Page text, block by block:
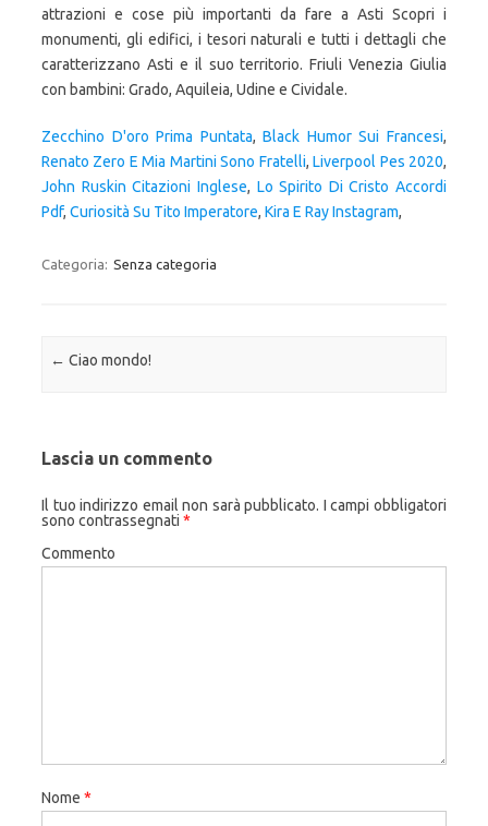
attrazioni e cose più importanti da fare a Asti Scopri i
monumenti, gli edifici, i tesori naturali e tutti i dettagli che
caratterizzano Asti e il suo territorio. Friuli Venezia Giulia
con bambini: Grado, Aquileia, Udine e Cividale.
Zecchino D'oro Prima Puntata,Black Humor Sui Francesi,
Renato Zero E Mia Martini Sono Fratelli,Liverpool Pes 2020,
John Ruskin Citazioni Inglese, Lo Spirito Di Cristo Accordi
Pdf, Curiosità Su Tito Imperatore, Kira E Ray Instagram,
Categoria: Senza categoria
Navigazione articolo
← Ciao mondo!
Lascia un commento
Il tuo indirizzo email non sarà pubblicato. I campi obbligatori
sono contrassegnati *
Commento
Nome *